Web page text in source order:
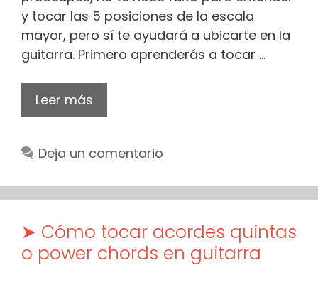
y tocar las 5 posiciones de la escala
mayor, pero sí te ayudará a ubicarte en la
guitarra. Primero aprenderás a tocar …
Leer más
Deja un comentario
➤ Cómo tocar acordes quintas
o power chords en guitarra